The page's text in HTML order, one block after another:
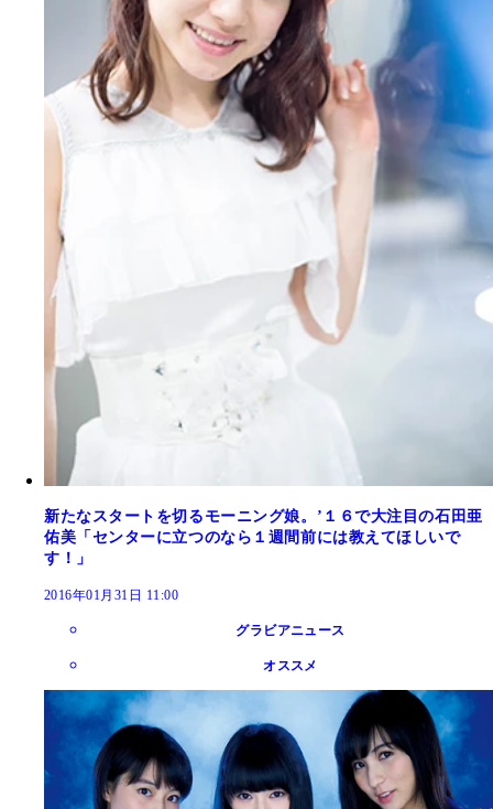
新たなスタートを切るモーニング娘。’１６で大注目の石田亜
佑美「センターに立つのなら１週間前には教えてほしいで
す！」
2016年01月31日 11:00
グラビアニュース
オススメ